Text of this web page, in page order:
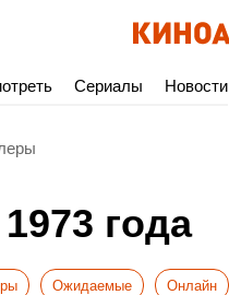
Сериалы Новости
года
Ожидаемые Онлайн